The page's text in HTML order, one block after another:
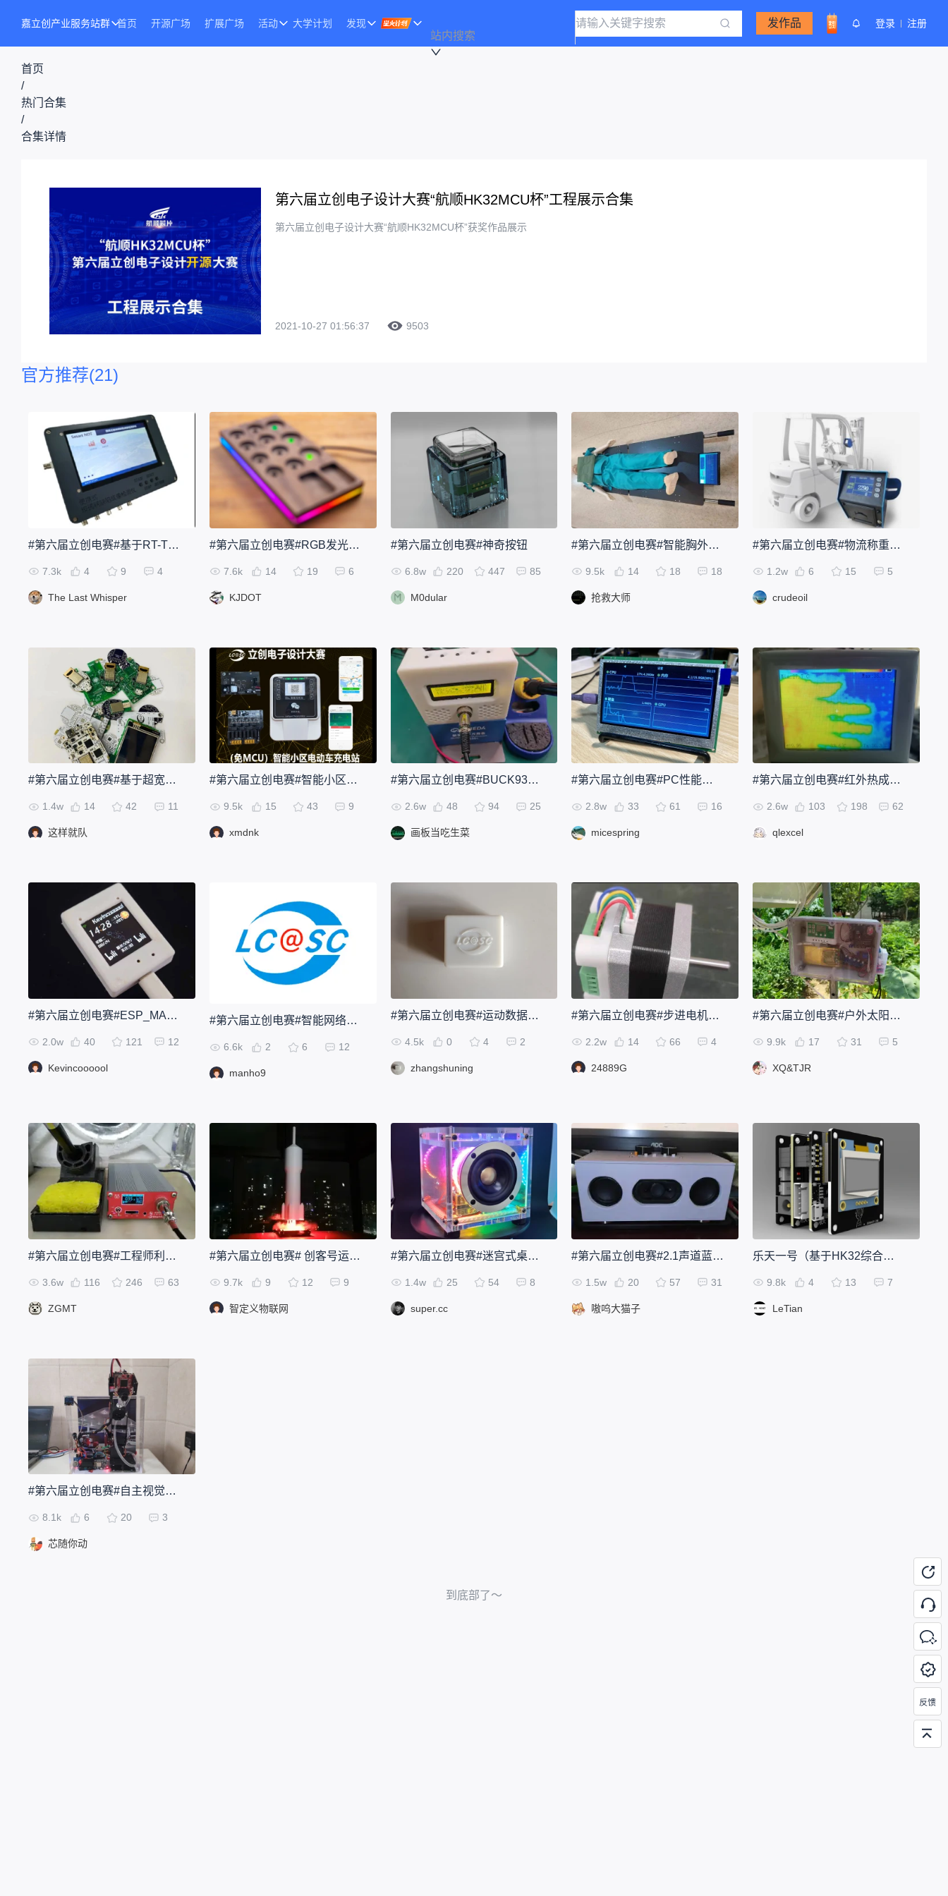
嘉立创产业服务站群 首页 开源广场 扩展广场 活动 大学计划 发现
站内搜索
发作品 登录 注册
首页
/
热门合集
/
合集详情
第六届立创电子设计大赛“航顺HK32MCU杯”工程展示合集
第六届立创电子设计大赛“航顺HK32MCU杯”获奖作品展示
2021-10-27 01:56:37 9503
官方推荐(21)
#第六届立创电赛#基于RT-Thread与TouchGFX的玻璃钢缺陷成像检测系统
7.3k 4 9 4
The Last Whisper
#第六届立创电赛#RGB发光收纳台
7.6k 14 19 6
KJDOT
#第六届立创电赛#神奇按钮
6.8w 220 447 85
M0dular
#第六届立创电赛#智能胸外按压电除颤综合抢救仪
9.5k 14 18 18
抢救大师
#第六届立创电赛#物流称重助手
1.2w 6 15 5
crudeoil
#第六届立创电赛#基于超宽带的多基站协同室内定位系统
1.4w 14 42 11
这样就队
#第六届立创电赛#智能小区电动车充电站
9.5k 15 43 9
xmdnk
#第六届立创电赛#BUCK936数控焊台
2.6w 48 94 25
画板当吃生菜
#第六届立创电赛#PC性能监视器
2.8w 33 61 16
micespring
#第六届立创电赛#红外热成像仪
2.6w 103 198 62
qlexcel
#第六届立创电赛#ESP_MASTER ESP32多功能开发板
2.0w 40 121 12
Kevincoooool
#第六届立创电赛#智能网络看门狗
6.6k 2 6 12
manho9
#第六届立创电赛#运动数据检测模块
4.5k 0 4 2
zhangshuning
#第六届立创电赛#步进电机串口驱动控制器
2.2w 14 66 4
24889G
#第六届立创电赛#户外太阳能自动灌溉系统
9.9k 17 31 5
XQ&TJR
#第六届立创电赛#工程师利器(不是)-语音控制电烙铁
3.6w 116 246 63
ZGMT
#第六届立创电赛# 创客号运载火箭
9.7k 9 12 9
智定义物联网
#第六届立创电赛#迷宫式桌面音乐律动音箱-悦2.0
1.4w 25 54 8
super.cc
#第六届立创电赛#2.1声道蓝牙5.0桌面级音响
1.5w 20 57 31
嗷呜大猫子
乐天一号（基于HK32综合控制板）
9.8k 4 13 7
LeTian
#第六届立创电赛#自主视觉无人加油站物联网系统
8.1k 6 20 3
芯随你动
到底部了～